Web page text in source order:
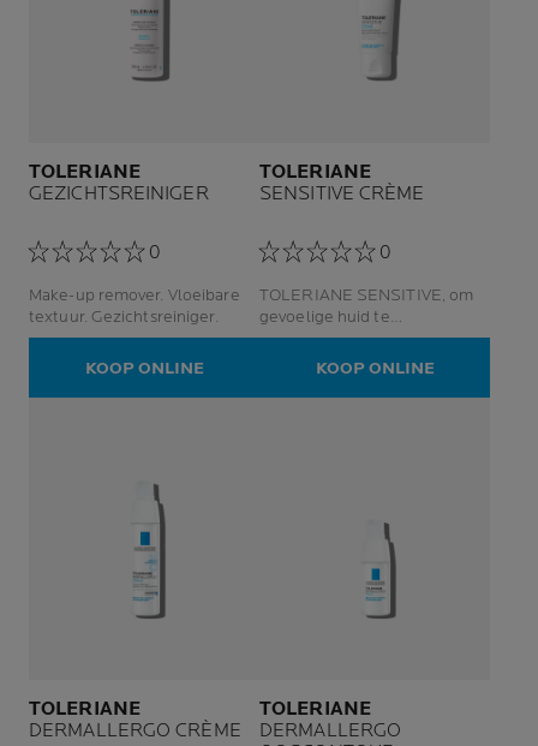
TOLERIANE
GEZICHTSREINIGER
0
Make-up remover. Vloeibare
textuur. Gezichtsreiniger.
KOOP ONLINE
TOLERIANE
SENSITIVE CRÈME
0
TOLERIANE SENSITIVE, om
gevoelige huid te
beschermen. Normale tot
droge huid.KOOP ONLINE
TOLERIANE
DERMALLERGO CRÈME
TOLERIANE
DERMALLERGO